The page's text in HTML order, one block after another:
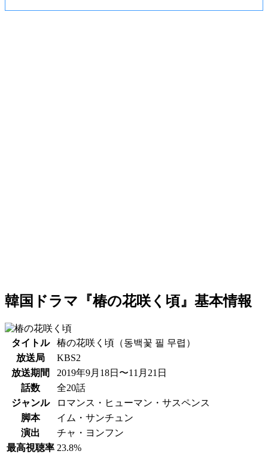
韓国ドラマ『椿の花咲く頃』基本情報
タイトル
椿の花咲く頃（동백꽃 필 무렵）
放送局
KBS2
放送期間
2019年9月18日〜11月21日
話数
全20話
ジャンル
ロマンス・ヒューマン・サスペンス
脚本
イム・サンチュン
演出
チャ・ヨンフン
最高視聴率 23.8%